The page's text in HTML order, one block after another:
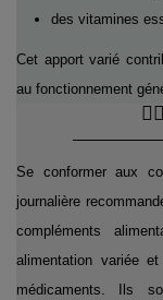
des vitamines
Cet apport varié
au fonctionnement
Se conformer aux
journalière
compléments
alimentation variée
médicaments. Ils